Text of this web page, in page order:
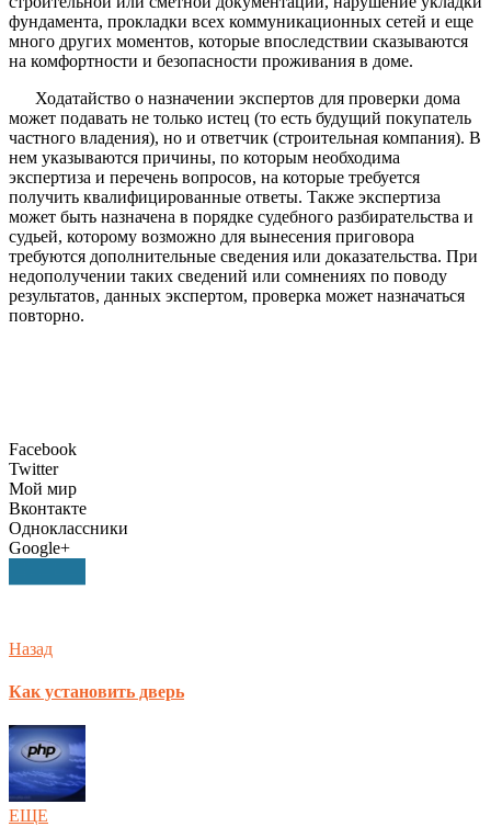
фундамента, прокладки всех коммуникационных сетей и еще
много других моментов, которые впоследствии сказываются
на комфортности и безопасности проживания в доме.
Ходатайство о назначении экспертов для проверки дома
может подавать не только истец (то есть будущий покупатель
частного владения), но и ответчик (строительная компания). В
нем указываются причины, по которым необходима
экспертиза и перечень вопросов, на которые требуется
получить квалифицированные ответы. Также экспертиза
может быть назначена в порядке судебного разбирательства и
судьей, которому возможно для вынесения приговора
требуются дополнительные сведения или доказательства. При
недополучении таких сведений или сомнениях по поводу
результатов, данных экспертом, проверка может назначаться
повторно.
Facebook
Twitter
Мой мир
Вконтакте
Одноклассники
Google+
Назад
Как установить дверь
ЕЩЕ